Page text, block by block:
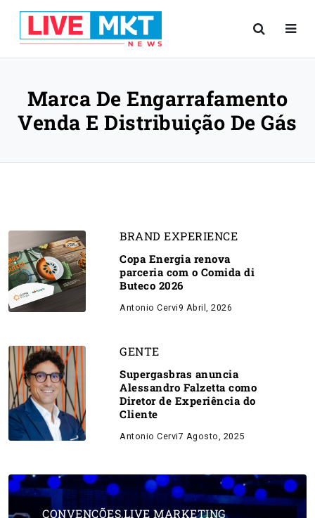
Marca De Engarrafamento
Venda E Distribuição De Gás
BRAND EXPERIENCE
Copa Energia renova
parceria com o Comida di
Buteco 2026
Antonio Cervi 9 Abril, 2026
GENTE
Supergasbras anuncia
Alessandro Falzetta como
Diretor de Experiência do
Cliente
Antonio Cervi7 Agosto, 2025
CONVENÇÕES,LIVE MARKETING